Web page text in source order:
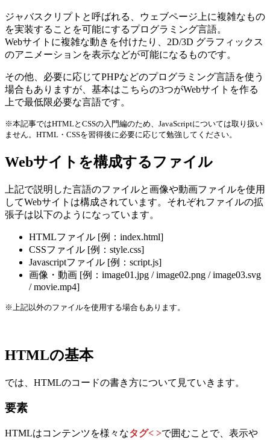
ジャバスクリプトと呼ばれる、ウェブページ上に複雑なもの
を実装することを可能にするプログラミング言語。
Webサイトに複雑な動きを付けたり、2D/3D グラフィックス
のアニメーションを表示などが可能になるものです。
その他、必要に応じてPHPなどのプログラミング言語を使う
場合もありますが、基本はこちらの3つがWebサイトを作る
上で最低限必要な言語です。
※本記事ではHTMLとCSSの入門編のため、JavaScriptについては取り扱い
ません。HTML・CSSを習得後に必要に応じて勉強してください。
Webサイトを構成するファイル
上記で説明した言語のファイルと画像や動画ファイルを使用
してWebサイトは構成されています。それぞれファイルの拡
張子は以下のようになっています。
HTMLファイル [例：index.html]
CSSファイル [例：style.css]
Javascriptファイル [例：script.js]
画像・動画 [例：image01.jpg / image02.png / image03.svg
/ movie.mp4]
※上記以外のファイルを使用する場合もあります。
HTMLの基本
では、HTMLのコードの書き方について見ていきます。
要素
HTMLはコンテンツを様々なタグ< >で囲むことで、表示や